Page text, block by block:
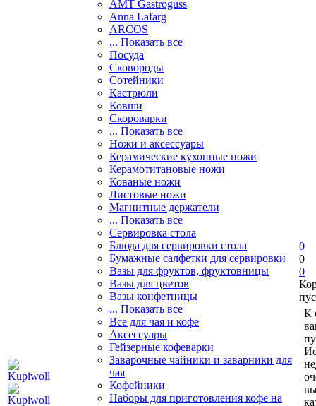
AMT Gastroguss
Anna Lafarg
ARCOS
... Показать все
Посуда
Сковороды
Сотейники
Кастрюли
Ковши
Скороварки
... Показать все
Ножи и аксессуары
Керамические кухонные ножи
Керамотитановые ножи
Кованые ножи
Листовые ножи
Магнитные держатели
... Показать все
Сервировка стола
Блюда для сервировки стола
Бумажные салфетки для сервировки
Вазы для фруктов, фруктовницы
Вазы для цветов
Вазы конфетницы
... Показать все
Все для чая и кофе
Аксессуары
Гейзерные кофеварки
Заварочные чайники и заварники для
чая
Кофейники
Наборы для приготовления кофе на
0
0
0
К